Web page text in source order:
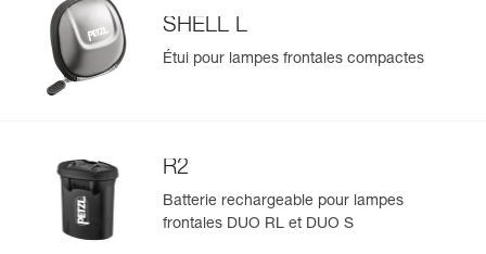
SHELL L
Étui pour lampes frontales compactes
R2
Batterie rechargeable pour lampes
frontales DUO RL et DUO S